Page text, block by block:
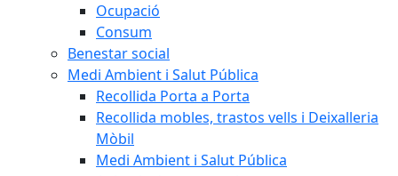
Ocupació
Consum
Benestar social
Medi Ambient i Salut Pública
Recollida Porta a Porta
Recollida mobles, trastos vells i Deixalleria
Mòbil
Medi Ambient i Salut Pública